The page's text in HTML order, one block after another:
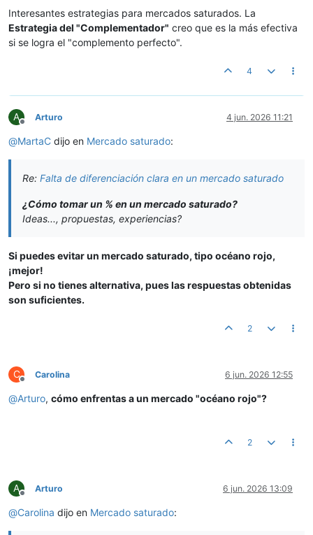
Interesantes estrategias para mercados saturados. La
Estrategia del "Complementador" creo que es la más efectiva
si se logra el "complemento perfecto".
4
A
Desconectado
Arturo 4 jun. 2026 11:21
@MartaC dijo en Mercado saturado:
Re: Falta de diferenciación clara en un mercado saturado
¿Cómo tomar un % en un mercado saturado?
Ideas..., propuestas, experiencias?
Si puedes evitar un mercado saturado, tipo océano rojo,
¡mejor!
Pero si no tienes alternativa, pues las respuestas obtenidas
son suficientes.
2
C
Desconectado
Carolina 6 jun. 2026 12:55
@Arturo, cómo enfrentas a un mercado "océano rojo"?
2
A
Desconectado
Arturo 6 jun. 2026 13:09
@Carolina dijo en Mercado saturado: